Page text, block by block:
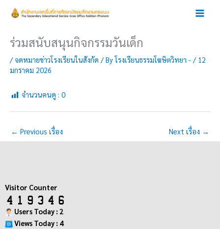
ร่วมสนับสนุนกิจกรรมวันเด็ก
/จดหมายข่าวโรงเรียนในสังกัด / Byโรงเรียนธรรมโฆษิตวิทยา - / 12
มกราคม 2026
จำนวนคนดู : 0
← Previous เรื่อง Next เรื่อง →
Visitor Counter
Users Today : 2
Views Today : 4